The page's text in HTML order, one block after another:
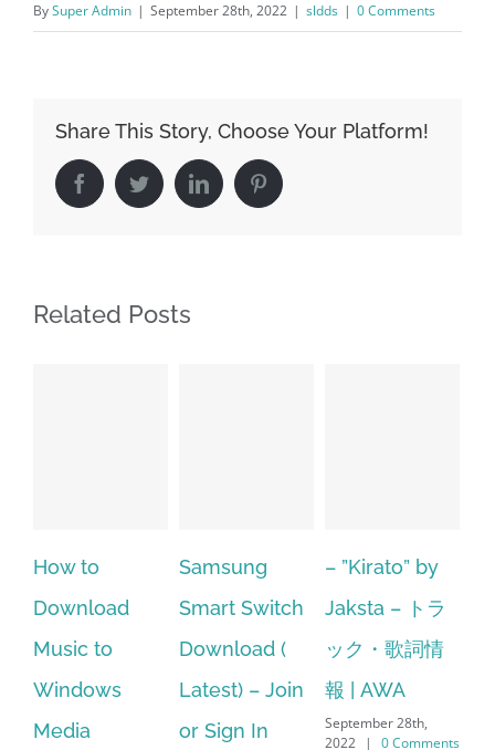
BySuper Admin | September 28th, 2022 | sldds | 0 Comments
Share This Story, Choose Your Platform!
FacebookTwitterLinkedIn Pinterest
Related Posts
Samsung
Smart Switch
Download (
Latest) – Join
or Sign In
– ”Kirato” by
Jaksta – トラ
ック・歌詞情
報 | AWA
September 28th,
2022 | 0 Comments
Hp softpaq
manager
windows 10
64 bit. HP PCs
– HP SoftPaq